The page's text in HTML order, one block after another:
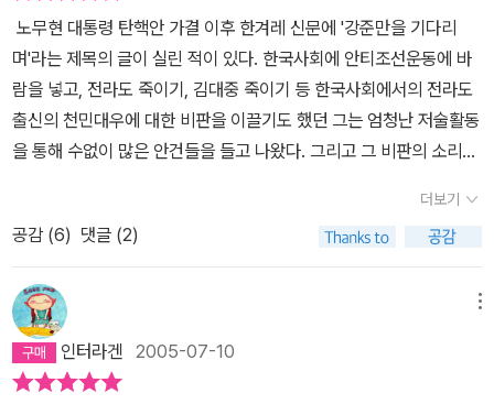
주의를 지키는 가장 위대한 정신은 헌법의 정신이 아니라 반공의 정
신인 듯하다. 차라지 정권을 잡으면 헌법 1장 1조에 '대한민국은 민주
공화국이다' 라는 말을 삭제하고 '대한민국은 전세계 최고의 반공국가
이다 '라는 말을 넣던지.(진짜 그러기만 해봐라.웅 흥분을 가라앉히
자..) 이 책에는 그 외에도 헌법에 보장된 권리들이 잘못 적용되고 있
절하게 보여준다. 검사가 '임의조사'를 할 경우 대답하기 싫으면 '저
다.과연 실제로 어떨지는 모르겠으나 실험해 보고 싶은 마음은 없다.
또 피의자의 인권측면에서 '무죄추정의 원칙'이 어떻게 경찰과 언론
의 담합으로 무너지는지 구체적 사례들이 등장한다. 힘없는 피의자는
(그 죄의 경중을 떠나) '유죄추정의 원칙'이 적용되고 힘있거나 좀 귀
살아온 사람들입니다. -----------모두가 다 별 문제없이 한 방향으
로 나아가고 있는 것으로 보일 때 그 흐름을 벗어나는 것은 확실히 부
담스러운 일입니다. 특별히 그것이 선생이나 성직자, 통치자 등 강력
한 권위를 지닌 사람들에 저항하는 길일때는 더욱 어렵습니다.------
-(그러나) 그들의 말이기 때문에 옳은 것이 아니라, 정말 옳은 것인지
게, 한쪽 방향만을 바라보도록 길러지는 아이들에게, 그리고 그 아이
하고 싶은 이유가 여기에 담겨있다.
이 변호를 맡은 변호사나 잡아넣으려고 하는 검사나 또 학생이야, 하
는 판사나 공통된 것은 '빨리 끝내보자'라는 것. 그들은 '법'을 뭐라 생
각하고 있었을까?헌법의 풍경을 읽으며 나는 엉뚱하게 법정의 풍경
이 떠올랐다. 우연챦게 일찍 가서 맨 앞줄에 앉아 다리를 올리고 있다
가 주의를 세번씩이나(!) 받으면서 '왜 그래야지?'라고 툴툴대며 괜한
야 했고. 난 정말 그때 '신성한' 법정이라는 말에 동의할 수 없었다. 도
대체 잘못한 것도 없는 학생을 잡아 가두고 재판을 하면서 뭐가 신성
하다는거야?정말 멋모르던 갓 스물의 어린 시절에 부렸던 치기였지
만 지금도 여전히 비슷한 감정은 남아있다. 물론 그 후에 또 갔었던
(난 도대체 법정엘 몇번이나 갔던거야?) 법정의 풍경은 또 달랐다. 젊
은 시절의 치기라고 생각을 했는지 아니면 나름대로 긍정적이어서 그
랬는지, 어린 여학생이 안스러워 그랬는지는 모르겠지만 검사나 변호
가를 통제하는 것에 관심을 가진 나라가 그나마 ‘덜 나쁜’ 나라가 될
수 있다는 저자의 표현이 인상적이었고, 저자의 경험을 바탕으로 들
려주는 법조인들의 특권의식 형성과정, 특히 사법연수원을 수료하고
받는 12주의 군사훈련 과정 동안의 에피소드는 참으로 리얼하면서도
씁쓸했다. 젊은 예비 법조인들의 특권집단 행세, 엄격하게 규율이 적
용되는 군대라는 곳임에도 불구하고 머지않은 미래의 특권층이자 강
자인 훈련생들에게 어찌하지 못하는 훈육대장이나 구대장들의 모습
은 마치 우리 사회의 한 단면을 보는 듯 했다. 그리고 저자가 ‘그럼
다. 예를 들어 마광수의 ‘즐거운 사라’가 출판되었다고 칩시다. 기독
교인인 저는 그 작품에 대해 청소년의 영혼을 좀먹는 쓰레기 같은 책
이라며 구입거부 운동을 벌일 수 있습니다..<중략>..이것도 역시 표
현의 자유이기 때문입니다. 그러나 국가 공권력이 ‘즐거운 사라’의 저
노무현 대통령 탄핵안 가결 이후 한겨레 신문에 '강준만을 기다리
며'라는 제목의 글이 실린 적이 있다. 한국사회에 안티조선운동에 바
람을 넣고, 전라도 죽이기, 김대중 죽이기 등 한국사회에서의 전라도
출신의 천민대우에 대한 비판을 이끌기도 했던 그는 엄청난 저술활동
을 통해 수없이 많은 안건들을 들고 나왔다. 그리고 그 비판의 소리들
는 어떤 연유에서인지 한겨레 신문을 통해 연재해오던 것을 중단했
다. 자성하는 시간을 갖기 위해 저술활동을 스스로 잠시 중단하겠다
는 것이다. 이에 대해 '김두식'이라는 별로 이름을 들어보지 못한 변호
사이자 한동대 교수라는 사람이 '강준만을 기다리며'라는 글을 썼는
데, 이때 난 그를 주목하게 되었다. 그런데 나중에 알게 된 사실이지
만 난 예전에 또 한번 그의 이름을 접한 적이 있었다. 다만 내가 기억
하지 못했을 뿐이었다. <칼을 쳐서 보습을>이라는 책이 소개되었을
더보기
공감 (6) 댓글 (2)
인터라겐 2005-07-10